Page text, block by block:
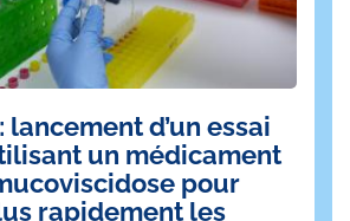
anesthésiste
Nghe
anesthésiste
lancement d’un essai
un médicament
pour
rapidement les